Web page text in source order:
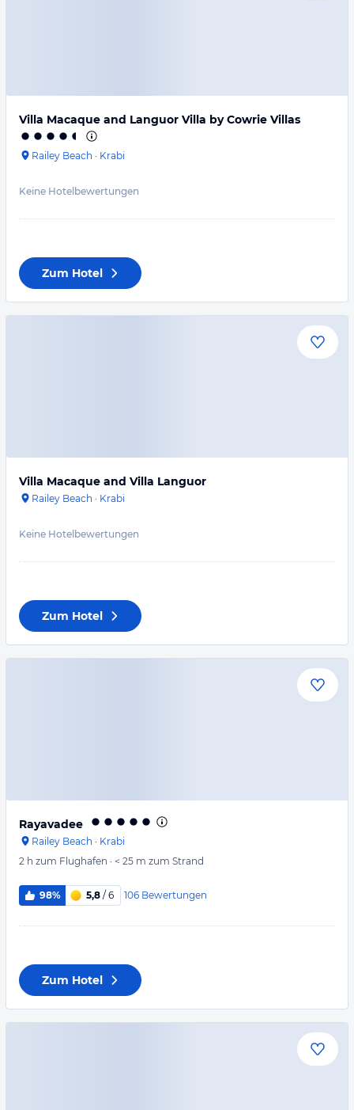
Villa Macaque and Languor Villa by Cowrie Villas
Railey Beach · Krabi
Keine Hotelbewertungen
Zum Hotel
Villa Macaque and Villa Languor
Railey Beach · Krabi
Keine Hotelbewertungen
Zum Hotel
Rayavadee
Railey Beach · Krabi
2 h zum Flughafen · < 25 m zum Strand
98% 5,8 / 6 106 Bewertungen
Zum Hotel